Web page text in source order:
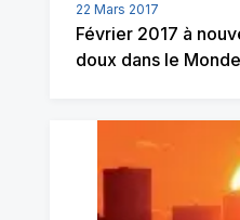
22 Mars 2017
Février 2017 à
doux dans le Monde